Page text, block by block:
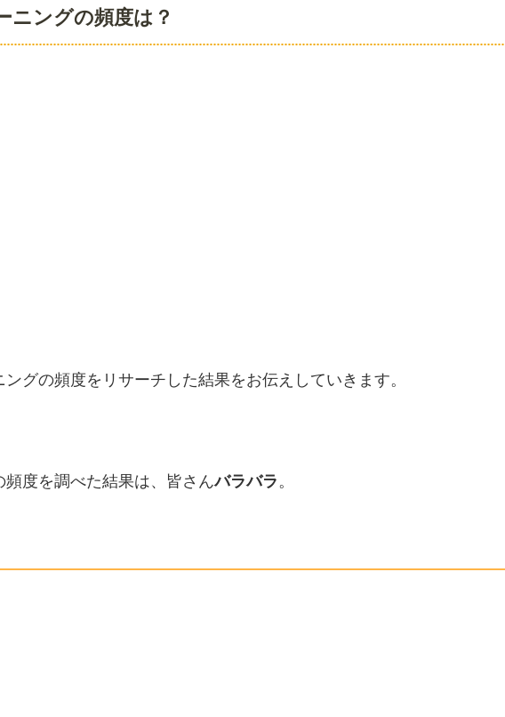
ニングの頻度は？
グの頻度をリサーチした結果をお伝えしていきます。
度を調べた結果は、皆さんバラバラ。